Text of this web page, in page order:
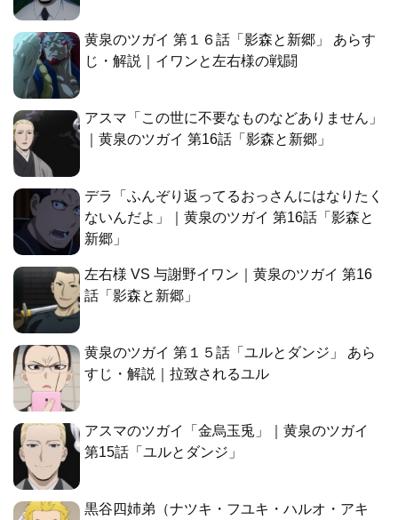
黄泉のツガイ 第１６話「影森と新郷」 あらす
じ・解説｜イワンと左右様の戦闘
アスマ「この世に不要なものなどありません」
｜黄泉のツガイ 第16話「影森と新郷」
デラ「ふんぞり返ってるおっさんにはなりたく
ないんだよ」｜黄泉のツガイ 第16話「影森と
新郷」
左右様 VS 与謝野イワン｜黄泉のツガイ 第16
話「影森と新郷」
黄泉のツガイ 第１５話「ユルとダンジ」 あら
すじ・解説｜拉致されるユル
アスマのツガイ「金烏玉兎」｜黄泉のツガイ
第15話「ユルとダンジ」
黒谷四姉弟（ナツキ・フユキ・ハルオ・アキ